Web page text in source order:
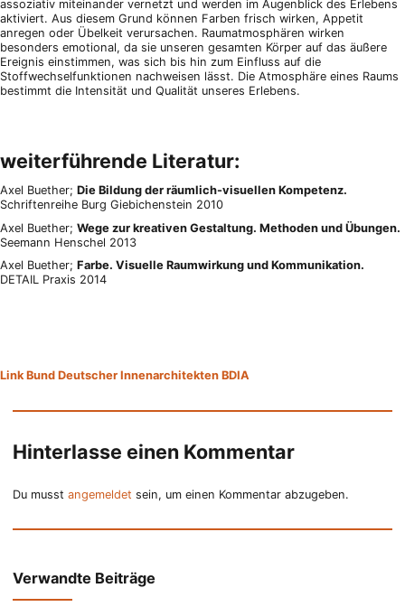
assoziativ miteinander vernetzt und werden im Augenblick des Erlebens
aktiviert. Aus diesem Grund können Farben frisch wirken, Appetit
anregen oder Übelkeit verursachen. Raumatmosphären wirken
besonders emotional, da sie unseren gesamten Körper auf das äußere
Ereignis einstimmen, was sich bis hin zum Einfluss auf die
Stoffwechselfunktionen nachweisen lässt. Die Atmosphäre eines Raums
bestimmt die Intensität und Qualität unseres Erlebens.
weiterführende Literatur:
Axel Buether; Die Bildung der räumlich-visuellen Kompetenz.
Schriftenreihe Burg Giebichenstein 2010
Axel Buether; Wege zur kreativen Gestaltung. Methoden und Übungen.
Seemann Henschel 2013
Axel Buether; Farbe. Visuelle Raumwirkung und Kommunikation.
DETAIL Praxis 2014
Link Bund Deutscher Innenarchitekten BDIA
Hinterlasse einen Kommentar
Du musstangemeldet sein, um einen Kommentar abzugeben.
Verwandte Beiträge